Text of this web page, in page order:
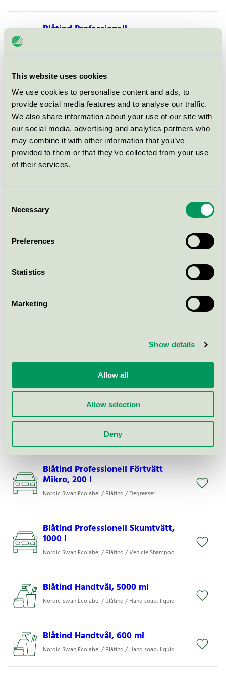
This website uses cookies
We use cookies to personalise content and ads, to
provide social media features and to analyse our traffic.
We also share information about your use of our site with
our social media, advertising and analytics partners who
may combine it with other information that you’ve
provided to them or that they’ve collected from your use
of their services.
Selection
Necessary
Preferences
Statistics
Marketing
Show details
Allow all
Allow selection
Deny
Blåtind Professionell
Blåtind Profesjonell Avrinning
med vax, 25 l
Nordic Swan Ecolabel / Blåtind / Other car- and
boatcare product
Blåtind Profesjonell Avrinning
l
1000 l
transporttvätt Plus, 25 l
Nordic Swan Ecolabel / Blåtind / Degreaser
Blåtind Professionell Bio
Avfettning, 1000 l
Nordic Swan Ecolabel / Blåtind / Degreaser
Blåtind Professionell Förtvätt
Mikro, 200 l
Nordic Swan Ecolabel / Blåtind / Degreaser
Blåtind Professionell Skumtvätt,
1000 l
Nordic Swan Ecolabel / Blåtind / Vehicle Shampoo
Blåtind Handtvål, 5000 ml
Nordic Swan Ecolabel / Blåtind / Hand soap, liquid
Blåtind Handtvål, 600 ml
Nordic Swan Ecolabel / Blåtind / Hand soap, liquid